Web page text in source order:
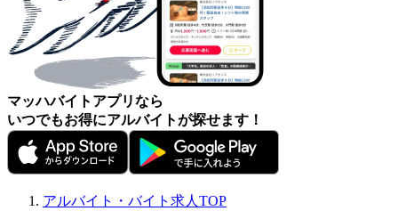
マッハバイトアプリなら
いつでもお得にアルバイトが探せます！
アルバイト・バイト求人TOP